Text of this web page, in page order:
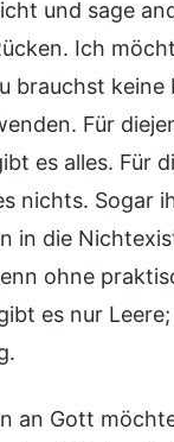
und sage
Ich
brauchst keine
Für
es alles. Für
nichts. Sogar
in die
ohne
es nur
an Gott